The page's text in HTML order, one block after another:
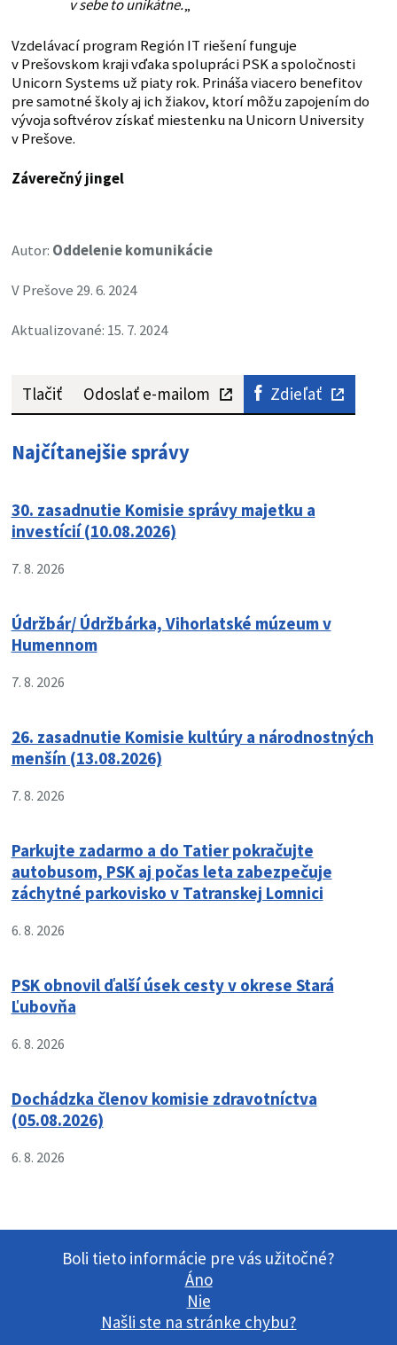
v sebe to unikátne.„
Vzdelávací program Región IT riešení funguje
v Prešovskom kraji vďaka spolupráci PSK a spoločnosti
Unicorn Systems už piaty rok. Prináša viacero benefitov
pre samotné školy aj ich žiakov, ktorí môžu zapojením do
vývoja softvérov získať miestenku na Unicorn University
v Prešove.
Záverečný jingel
Autor: Oddelenie komunikácie
V Prešove 29. 6. 2024
Aktualizované: 15. 7. 2024
Tlačiť Odoslať e-mailom Zdieľať
Najčítanejšie správy
30. zasadnutie Komisie správy majetku a
investícií (10.08.2026)
7. 8. 2026
Údržbár/ Údržbárka, Vihorlatské múzeum v
Humennom
7. 8. 2026
26. zasadnutie Komisie kultúry a národnostných
menšín (13.08.2026)
7. 8. 2026
Parkujte zadarmo a do Tatier pokračujte
autobusom, PSK aj počas leta zabezpečuje
záchytné parkovisko v Tatranskej Lomnici
6. 8. 2026
PSK obnovil ďalší úsek cesty v okrese Stará
Ľubovňa
6. 8. 2026
Dochádzka členov komisie zdravotníctva
(05.08.2026)
6. 8. 2026
Boli tieto informácie pre vás užitočné?
Áno
Nie
Našli ste na stránke chybu?